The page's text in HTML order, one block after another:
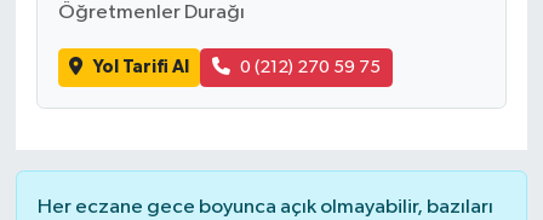
Öğretmenler Durağı
Yol Tarifi Al 0 (212) 270 59 75
Her eczane gece boyunca açık olmayabilir, bazıları